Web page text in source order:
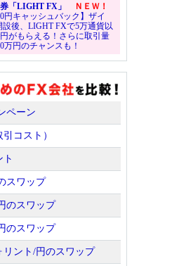
「LIGHT FX」
ＮＥＷ！
円キャッシュバック】ザイ
後、LIGHT FXで5万通貨以
がもらえる！さらに取引量
万円のチャンスも！
ペーン
コスト）
ト
スワップ
のスワップ
のスワップ
リント/円のスワップ